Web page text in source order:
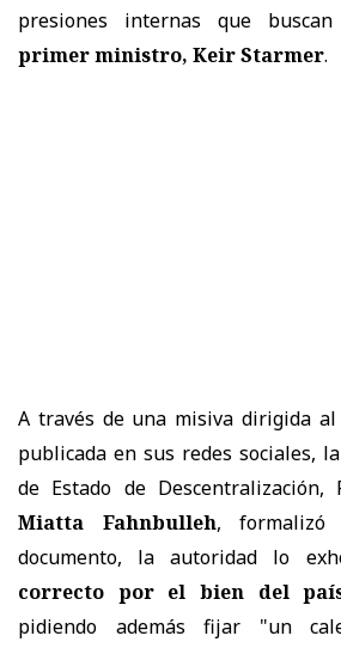
presiones internas que
primer ministro, Keir Starmer.
A través de una misiva dirigida
publicada en sus redes sociales,
de Estado de Descentralización,
Miatta Fahnbulleh,
documento, la autoridad lo
correcto por el bien del
pidiendo además fijar "un